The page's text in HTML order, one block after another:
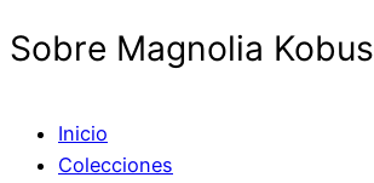
Sobre Magnolia Kobus
Inicio
Colecciones